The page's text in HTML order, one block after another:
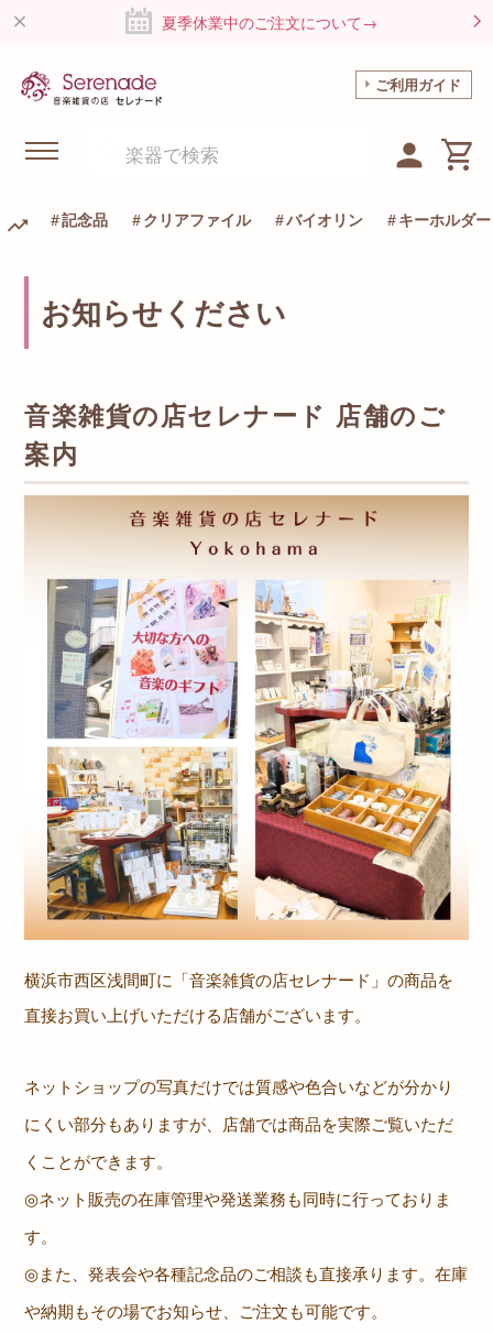
夏季休業中のご注文について→
ご利用ガイド
記念品 クリアファイル バイオリン キーホルダー
お知らせください
音楽雑貨の店セレナード 店舗のご
案内
横浜市西区浅間町に「音楽雑貨の店セレナード」の商品を
直接お買い上げいただける店舗がございます。
ネットショップの写真だけでは質感や色合いなどが分かり
にくい部分もありますが、店舗では商品を実際ご覧いただ
くことができます。
◎ネット販売の在庫管理や発送業務も同時に行っておりま
す。
◎また、発表会や各種記念品のご相談も直接承ります。在庫
や納期もその場でお知らせ、ご注文も可能です。